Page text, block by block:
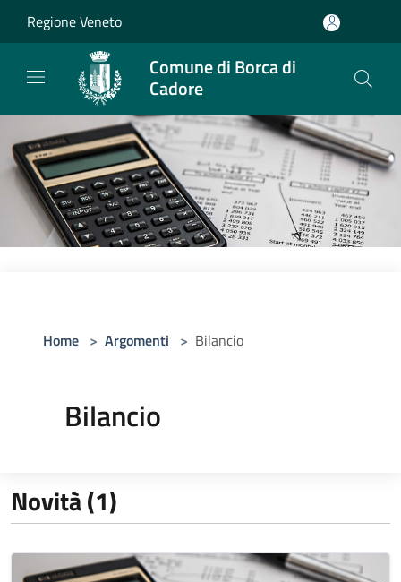
Regione Veneto
Comune di Borca di
Cadore
Home > Argomenti > Bilancio
Bilancio
Novità (1)